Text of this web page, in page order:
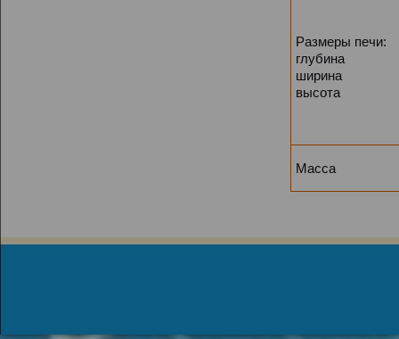
Размеры печи:
глубина
ширина
высота
Масса